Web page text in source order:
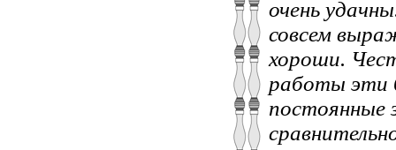
очень
совсем
хороши.
работы эти
постоянные